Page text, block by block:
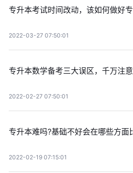
专升本考试时间改动，该如何做好专
2022-03-27 07:50:01
专升本数学备考三大误区，千万注意
2022-02-27 07:50:01
专升本难吗?基础不好会在哪些方面
2022-02-19 07:15:01